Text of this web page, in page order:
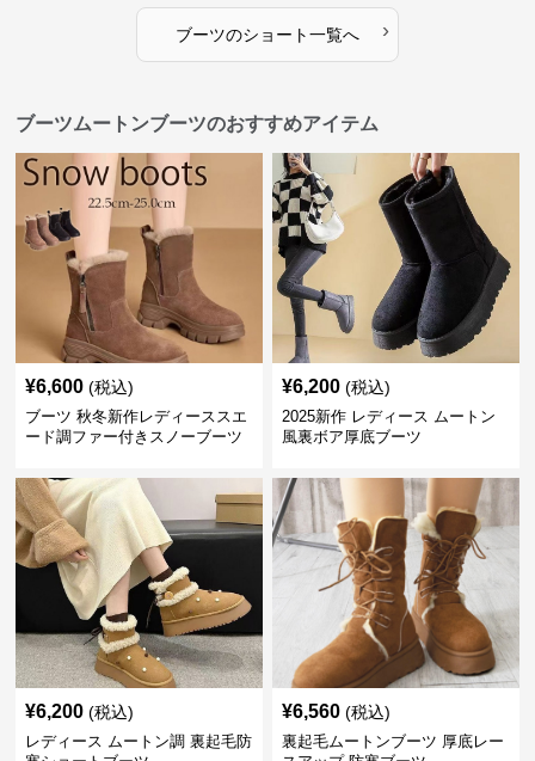
ブーツのショート一覧へ ›
ブーツムートンブーツのおすすめアイテム
¥6,600 (税込)
ブーツ 秋冬新作レディーススエ
ード調ファー付きスノーブーツ
¥6,200 (税込)
2025新作 レディース ムートン
風裏ボア厚底ブーツ
¥6,200 (税込)
レディース ムートン調 裏起毛防
¥6,560 (税込)
裏起毛ムートンブーツ 厚底レー